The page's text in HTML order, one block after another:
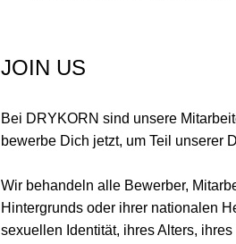
JOIN US
Bei DRYKORN sind unsere
bewerbe Dich jetzt, um Teil unserer
Wir behandeln alle Bewerber,
Hintergrunds oder ihrer nationalen
sexuellen Identität, ihres Alters,